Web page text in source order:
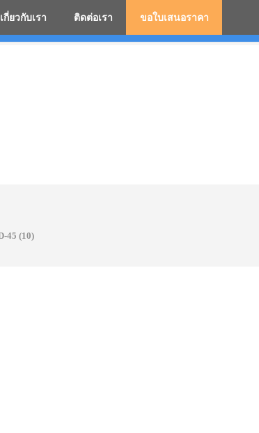
เกี่ยวกับเรา ติดต่อเรา ขอใบเสนอราคา
45 (10)
สกรีนโลโก้ ร่มพรีเมี่ยม ร่มตอนเดียว ร่มกอล์ฟ